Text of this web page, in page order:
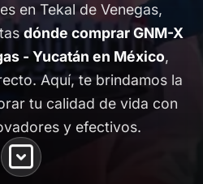
en Tekal de Venegas,
dónde comprar GNM-X
- Yucatán en México,
Aquí, te brindamos la
tu calidad de vida con
y efectivos.